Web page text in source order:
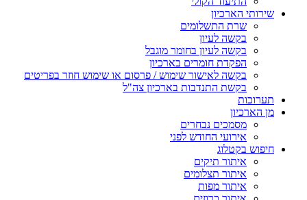
שירותי הארכיון
שרת התשלומים
בקשה לעיון
בקשה לעיון בחומר מוגבל
הפקדת חומרים בארכיון
בקשה לאישור שימוש / פרסום או שימוש חוזר בפריטים
בקשת התנדבות בארכיון צה"ל
תערוכות
מן הארכיון
מסמכים נבחרים
אירועי החודש לפני
חיפוש בקטלוג
איתור תיקים
איתור תצלומים
איתור מפות